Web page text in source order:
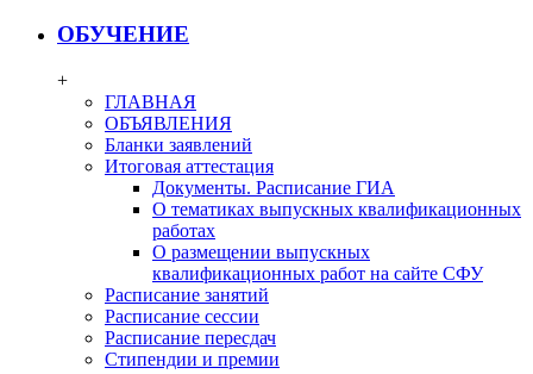
ОБУЧЕНИЕ
+
ГЛАВНАЯ
ОБЪЯВЛЕНИЯ
Бланки заявлений
Итоговая аттестация
Документы. Расписание ГИА
О тематиках выпускных квалификационных
работах
О размещении выпускных
квалификационных работ на сайте СФУ
Расписание занятий
Расписание сессии
Расписание пересдач
Стипендии и премии